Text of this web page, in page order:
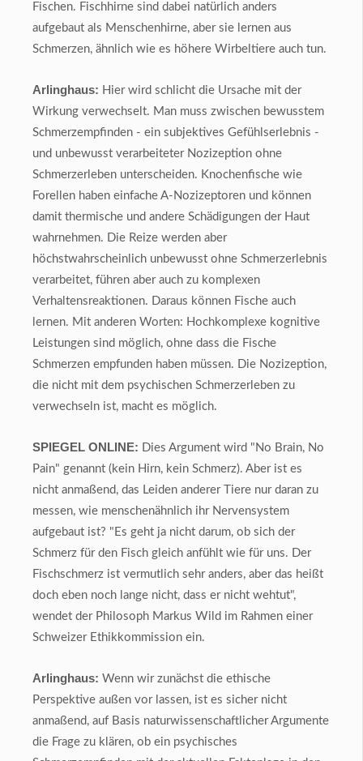
Fischen. Fischhirne sind dabei natürlich anders
aufgebaut als Menschenhirne, aber sie lernen aus
Schmerzen, ähnlich wie es höhere Wirbeltiere auch tun.
Arlinghaus: Hier wird schlicht die Ursache mit der
Wirkung verwechselt. Man muss zwischen bewusstem
Schmerzempfinden - ein subjektives Gefühlserlebnis -
und unbewusst verarbeiteter Nozizeption ohne
Schmerzerleben unterscheiden. Knochenfische wie
Forellen haben einfache A-Nozizeptoren und können
damit thermische und andere Schädigungen der Haut
wahrnehmen. Die Reize werden aber
höchstwahrscheinlich unbewusst ohne Schmerzerlebnis
verarbeitet, führen aber auch zu komplexen
Verhaltensreaktionen. Daraus können Fische auch
lernen. Mit anderen Worten: Hochkomplexe kognitive
Leistungen sind möglich, ohne dass die Fische
Schmerzen empfunden haben müssen. Die Nozizeption,
die nicht mit dem psychischen Schmerzerleben zu
verwechseln ist, macht es möglich.
SPIEGEL ONLINE: Dies Argument wird "No Brain, No
Pain" genannt (kein Hirn, kein Schmerz). Aber ist es
nicht anmaßend, das Leiden anderer Tiere nur daran zu
messen, wie menschenähnlich ihr Nervensystem
aufgebaut ist? "Es geht ja nicht darum, ob sich der
Schmerz für den Fisch gleich anfühlt wie für uns. Der
Fischschmerz ist vermutlich sehr anders, aber das heißt
doch eben noch lange nicht, dass er nicht wehtut",
wendet der Philosoph Markus Wild im Rahmen einer
Schweizer Ethikkommission ein.
Arlinghaus: Wenn wir zunächst die ethische
Perspektive außen vor lassen, ist es sicher nicht
anmaßend, auf Basis naturwissenschaftlicher Argumente
die Frage zu klären, ob ein psychisches